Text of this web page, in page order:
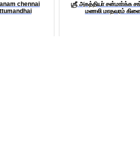
chennai
ஶ்ரீ அகத்தியா் சன்மாா்க்க
மணலி மாதவரம் கிளை